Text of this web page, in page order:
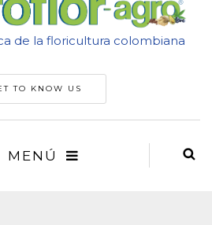
de la floricultura colombiana
TO KNOW US
MENÚ